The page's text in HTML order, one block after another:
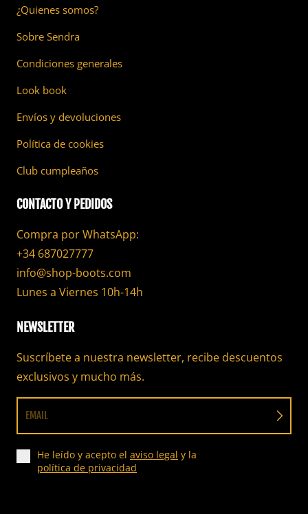
¿Quienes somos?
Sobre Sendra
Condiciones generales
Look book
Envíos y devoluciones
Política de cookies
Club cumpleaños
CONTACTO Y PEDIDOS
Compra por WhatsApp:
+34 687027777
info@shop-boots.com
Lunes a Viernes 10h-14h
NEWSLETTER
Suscríbete a nuestra newsletter, recibe descuentos
exclusivos y mucho más.
EMAIL
He leído y acepto el aviso legal y la
política de privacidad